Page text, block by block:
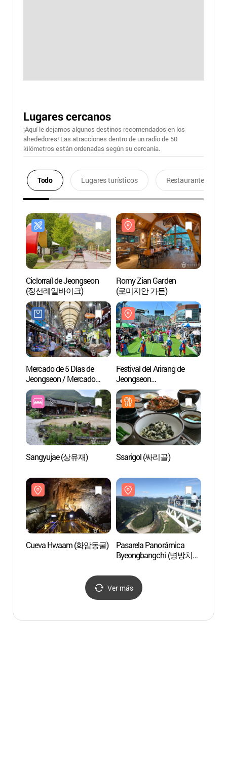
Lugares cercanos
¡Aquí le dejamos algunos destinos recomendados en los
alrededores! Las atracciones dentro de un radio de 50
kilómetros están ordenadas según su cercanía.
Todo Lugares turísticos Restaurantes
Ciclorraíl de Jeongseon
(정선레일바이크)
Romy Zian Garden
(로미지안 가든)
Mercado de 5 Días de
Jeongseon / Mercado
Arirang de Jeongseon
(정선5일장 / 정선
아리랑시장 (2, 7일))
Festival del Arirang de
Jeongseon
(정선아리랑제)
Sangyujae (상유재) Ssarigol (싸리골)
Cueva Hwaam (화암동굴)
Pasarela Panorámica
Byeongbangchi (병방치
Ver más